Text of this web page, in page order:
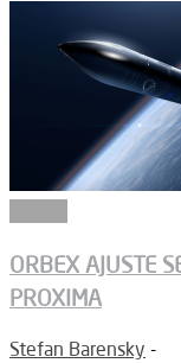
ORBEX AJUSTE
PROXIMA
Stefan Barensky -